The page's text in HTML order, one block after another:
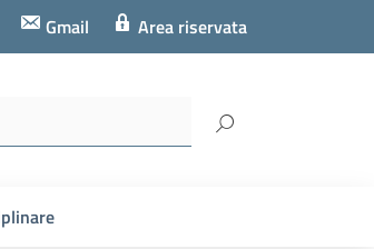
Gmail Area riservata